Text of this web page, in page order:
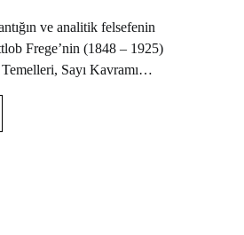
ve analitik felsefenin
Frege’nin (1848 – 1925)
Sayı Kavramı…